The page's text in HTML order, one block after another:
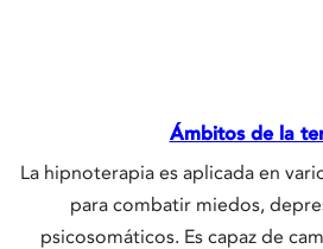
Ámbitos de la
La hipnoterapia es aplicada en
para combatir miedos,
psicosomáticos. Es capaz de